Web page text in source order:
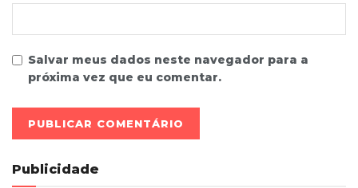
Salvar meus dados neste navegador para a
próxima vez que eu comentar.
Publicidade